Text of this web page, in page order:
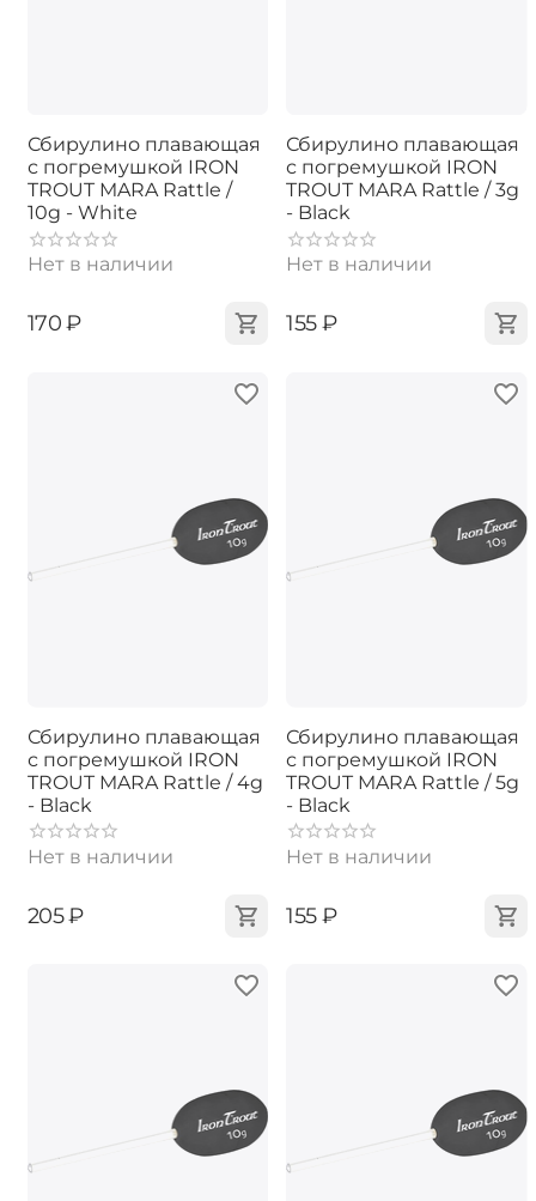
Сбирулино плавающая
с погремушкой IRON
TROUT MARA Rattle /
10g - White
Нет в наличии
‍170‍ ₽
Сбирулино плавающая
с погремушкой IRON
TROUT MARA Rattle / 3g
- Black
Нет в наличии
‍155‍₽
Сбирулино плавающая
с погремушкой IRON
TROUT MARA Rattle / 4g
- Black
Нет в наличии
‍205‍₽
Сбирулино плавающая
с погремушкой IRON
TROUT MARA Rattle / 5g
- Black
Нет в наличии
‍155‍₽